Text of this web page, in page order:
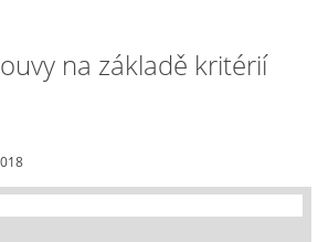
na základě kritérií